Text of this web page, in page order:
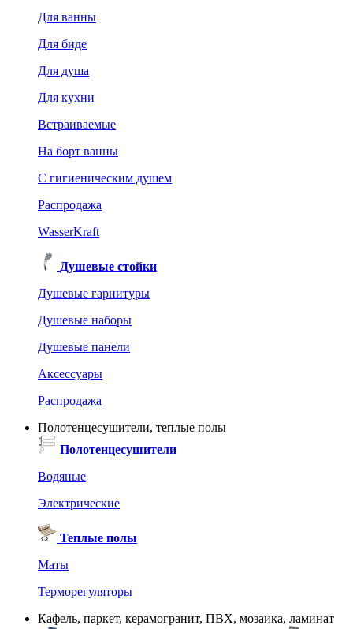
Для ванны
Для биде
Для душа
Для кухни
Встраиваемые
На борт ванны
C гигиеническим душем
Распродажа
WasserKraft
Душевые стойки
Душевые гарнитуры
Душевые наборы
Душевые панели
Аксессуары
Распродажа
Полотенцесушители, теплые полы
Полотенцесушители
Водяные
Электрические
Теплые полы
Маты
Терморегуляторы
Кафель, паркет, керамогранит, ПВХ, мозаика, ламинат